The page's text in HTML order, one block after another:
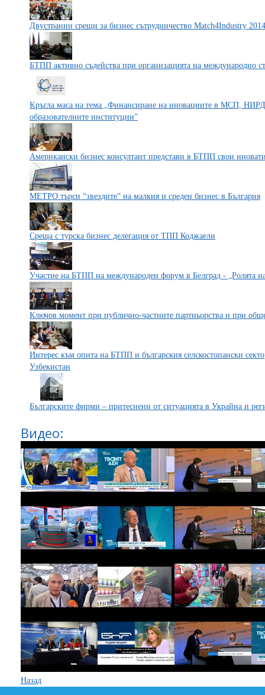
Двустранни срещи за бизнес сътрудничество Match4Industry
БТПП активно съдейства при организацията на международно
Kръгла маса на тема „Финансиране на иновациите в МСП, НИРД
образователните институции”
Американски бизнес консултант представи в БТПП свои
МЕТРО търси “звездите“ на малкия и среден бизнес в България
Среща с турска бизнес делегация от ТПП Коджаели
Участие на БТПП на международен форум в Белград - „Ролята
Ключов момент при публично-частните партньорства и при
Интерес към опита на БТПП и българския селскостопански
Узбекистан
Българските фирми – притеснени от ситуацията в Украйна и
Видео:
Назад